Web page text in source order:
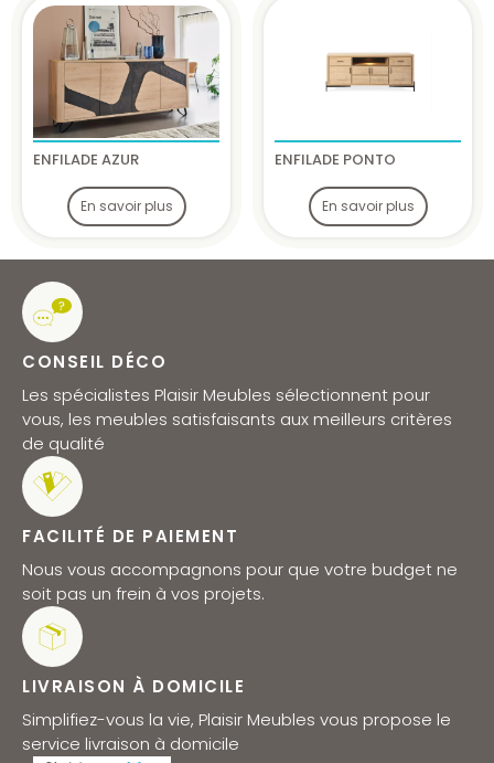
ENFILADE AZUR
En savoir plus
ENFILADE PONTO
En savoir plus
CONSEIL DÉCO
Les spécialistes Plaisir Meubles sélectionnent pour
vous, les meubles satisfaisants aux meilleurs critères
de qualité
FACILITÉ DE PAIEMENT
Nous vous accompagnons pour que votre budget ne
soit pas un frein à vos projets.
LIVRAISON À DOMICILE
Simplifiez-vous la vie, Plaisir Meubles vous propose le
service livraison à domicile